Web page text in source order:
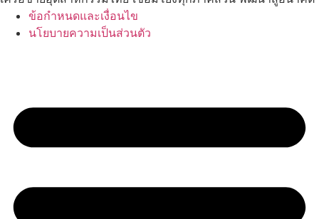
ข้อกำหนดและเงื่อนไข
นโยบายความเป็นส่วนตัว